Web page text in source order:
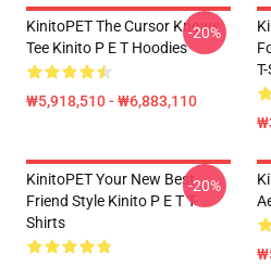
KinitoPET The Cursor Knows
Tee Kinito P E T Hoodies
₩5,918,510 - ₩6,883,110
-20%
KinitoPET Your New Best
Friend Style Kinito P E T T-
Shirts
-20%